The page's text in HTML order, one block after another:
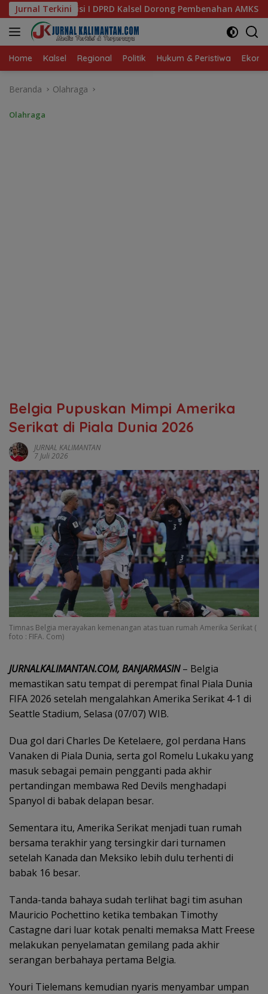
Langsung
ke
konten
Jurnal Terkini
Dorong Pembenahan AMKS Hasanuddin Ketua TP
Home Kalsel Regional Politik Hukum & Peristiwa
Beranda Olahraga
Olahraga
‎Belgia Pupuskan Mimpi Amerika
Serikat di Piala Dunia 2026
JURNAL KALIMANTAN
7 Juli 2026
Timnas Belgia merayakan kemenangan atas tuan rumah Amerika Serikat (
foto : FIFA. Com)
‎JURNALKALIMANTAN.COM, BANJARMASIN– Belgia
memastikan satu tempat di perempat final Piala Dunia
FIFA 2026 setelah mengalahkan Amerika Serikat 4-1 di
Seattle Stadium, Selasa (07/07) WIB.
Dua gol dari Charles De Ketelaere, gol perdana Hans
Vanaken di Piala Dunia, serta gol Romelu Lukaku yang
masuk sebagai pemain pengganti pada akhir
pertandingan membawa Red Devils menghadapi
Spanyol di babak delapan besar.
Sementara itu, Amerika Serikat menjadi tuan rumah
bersama terakhir yang tersingkir dari turnamen
setelah Kanada dan Meksiko lebih dulu terhenti di
babak 16 besar.
‎Tanda-tanda bahaya sudah terlihat bagi tim asuhan
Mauricio Pochettino ketika tembakan Timothy
Castagne dari luar kotak penalti memaksa Matt Freese
melakukan penyelamatan gemilang pada akhir
serangan berbahaya pertama Belgia.
‎Youri Tielemans kemudian nyaris menyambar umpan